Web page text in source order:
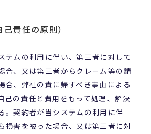
責任の原則）
テムの利用に伴い、第三者に対して
合、又は第三者からクレーム等の請
合、弊社の責に帰すべき事由による
己の責任と費用をもって処理、解決
。契約者が当システムの利用に伴
損害を被った場合、又は第三者に対